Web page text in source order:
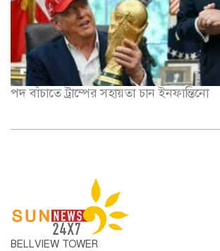
পদ বাঁচাতে ট্রাম্পের সহায়তা চান ইনফান্তিনো
BELLVIEW TOWER